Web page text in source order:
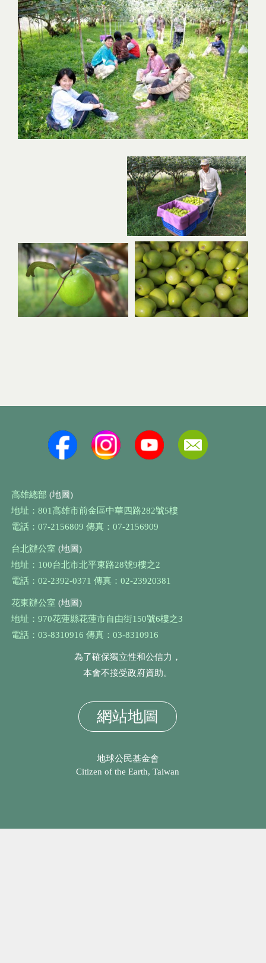
高雄總部 (地圖)
地址：801高雄市前金區中華四路282號5樓
電話：07-2156809 傳真：07-2156909
台北辦公室 (地圖)
地址：100台北市北平東路28號9樓之2
電話：02-2392-0371 傳真：02-23920381
花東辦公室 (地圖)
地址：970花蓮縣花蓮市自由街150號6樓之3
電話：03-8310916 傳真：03-8310916
為了確保獨立性和公信力，
本會不接受政府資助。
網站地圖
地球公民基金會
Citizen of the Earth, Taiwan